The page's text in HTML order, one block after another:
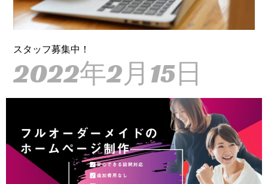
スタッフ募集中！
2022年2月15日